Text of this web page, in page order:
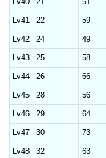
Lv41 22 59
Lv42 24 49
Lv43 25 58
Lv44 26 66
Lv45 28 56
Lv46 29 64
Lv47 30 73
Lv48 32 63